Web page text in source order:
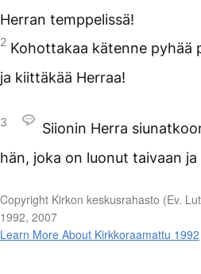
Herran temppelissä!
2 Kohottakaa kätenne pyhää
ja kiittäkää Herraa!
3
Siionin Herra
hän, joka on luonut taivaan ja
Copyright Kirkon keskusrahasto (Ev.
1992, 2007
Learn More About Kirkkoraamattu 1992